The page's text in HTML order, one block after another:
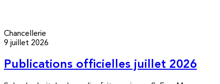
Chancellerie
9 juillet 2026
Publications officielles juillet 2026